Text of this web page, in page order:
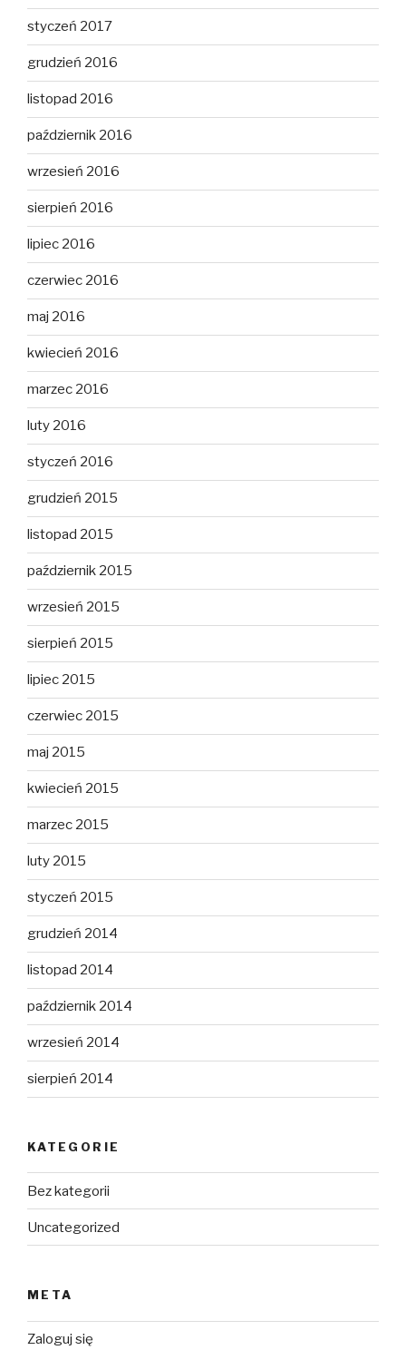
styczeń 2017
grudzień 2016
listopad 2016
październik 2016
wrzesień 2016
sierpień 2016
lipiec 2016
czerwiec 2016
maj 2016
kwiecień 2016
marzec 2016
luty 2016
styczeń 2016
grudzień 2015
listopad 2015
październik 2015
wrzesień 2015
sierpień 2015
lipiec 2015
czerwiec 2015
maj 2015
kwiecień 2015
marzec 2015
luty 2015
styczeń 2015
grudzień 2014
listopad 2014
październik 2014
wrzesień 2014
sierpień 2014
KATEGORIE
Bez kategorii
Uncategorized
META
Zaloguj się